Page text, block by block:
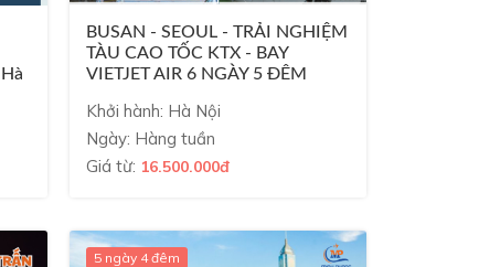
BUSAN - SEOUL - TRẢI NGHIỆM
TÀU CAO TỐC KTX - BAY
VIETJET AIR 6 NGÀY 5 ĐÊM
Khởi hành: Hà Nội
Ngày: Hàng tuần
Giá từ: 16.500.000đ
5 ngày 4 đêm